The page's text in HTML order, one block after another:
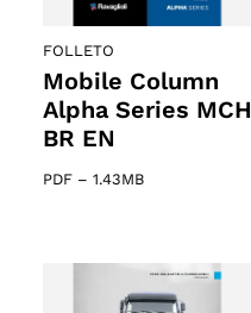
FOLLETO
Mobile Column
Alpha Series MCH
BR EN
PDF – 1.43MB